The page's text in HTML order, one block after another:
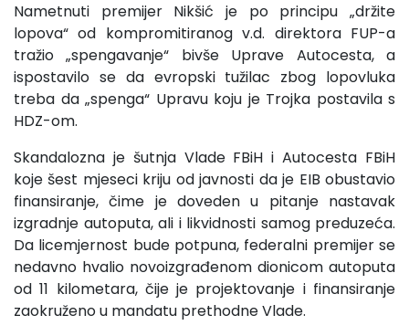
Nametnuti premijer Nikšić je po principu „držite
lopova“ od kompromitiranog v.d. direktora FUP-a
tražio „spengavanje“ bivše Uprave Autocesta, a
ispostavilo se da evropski tužilac zbog lopovluka
treba da „spenga“ Upravu koju je Trojka postavila s
HDZ-om.
Skandalozna je šutnja Vlade FBiH i Autocesta FBiH
koje šest mjeseci kriju od javnosti da je EIB obustavio
finansiranje, čime je doveden u pitanje nastavak
izgradnje autoputa, ali i likvidnosti samog preduzeća.
Da licemjernost bude potpuna, federalni premijer se
nedavno hvalio novoizgrađenom dionicom autoputa
od 11 kilometara, čije je projektovanje i finansiranje
zaokruženo u mandatu prethodne Vlade.